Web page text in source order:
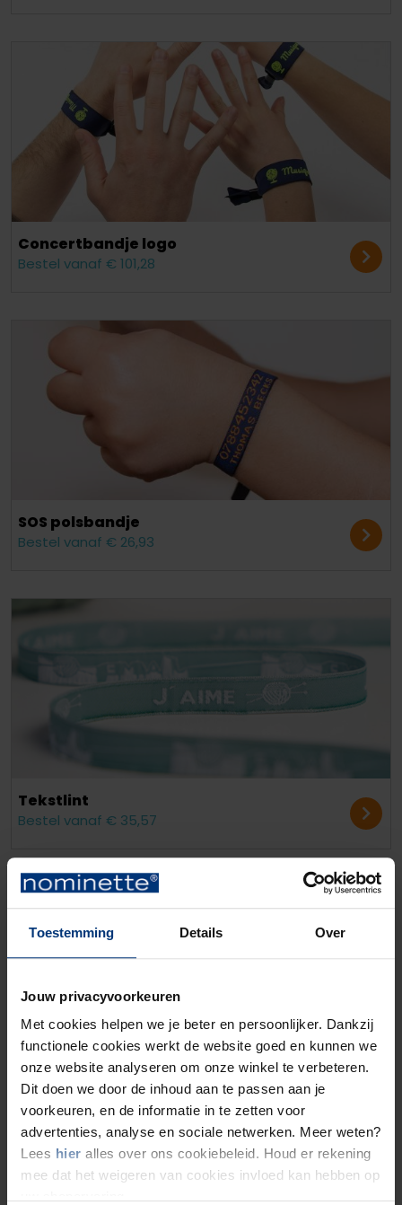
Toestemming Details Over
Jouw privacyvoorkeuren
Met cookies helpen we je beter en persoonlijker. Dankzij
functionele cookies werkt de website goed en kunnen we
onze website analyseren om onze winkel te verbeteren.
Dit doen we door de inhoud aan te passen aan je
voorkeuren, en de informatie in te zetten voor
advertenties, analyse en sociale netwerken. Meer weten?
Lees hier alles over ons cookiebeleid. Houd er rekening
mee dat het weigeren van cookies invloed kan hebben op
Concert​bandje logo
Bestel vanaf € 101,28
SOS polsbandje
Bestel vanaf € 26,93
Tekstlint
Bestel vanaf € 35,57
Legernaamlint
Bestel vanaf € 20,95